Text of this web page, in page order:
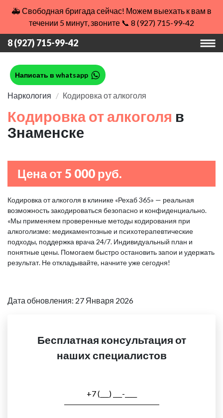
🚑 Свободная бригада сейчас! Можем выехать к вам в
течении 5 минут, звоните 📞 8 (927) 715-99-42
8 (927) 715-99-42
Написать в whatsapp
Наркология Кодировка от алкоголя
Кодировка от алкоголя в
Знаменске
Цена от 5 000 руб.
Кодировка от алкоголя в клинике «Рехаб 365» — реальная
возможность закодироваться безопасно и конфиденциально.
«Мы применяем проверенные методы кодирования при
алкоголизме: медикаментозные и психотерапевтические
подходы, поддержка врача 24/7. Индивидуальный план и
понятные цены. Помогаем быстро остановить запои и удержать
результат. Не откладывайте, начните уже сегодня!
Дата обновления: 27 Января 2026
Бесплатная консультация от
наших специалистов